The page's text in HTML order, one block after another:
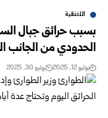
اللاذقية
بسبب حرائق جبال
الحدودي من الجانب
يوليو 12, 2025 يوليو 30, 2025